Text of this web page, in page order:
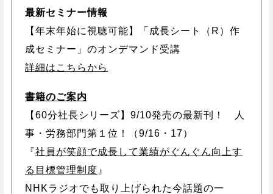
最新セミナー情報
【年末年始に視聴可能】「成長シート（R）作
成セミナー」のオンデマンド受講
詳細はこちらから
書籍のご案内
【60分社長シリーズ】9/10発売の最新刊！ 人
事・労務部門第１位！（9/16・17）
『社員が笑顔で成長して業績がぐんぐん向上す
る目標管理制度 』
NHKラジオでも取り上げられた今話題の一